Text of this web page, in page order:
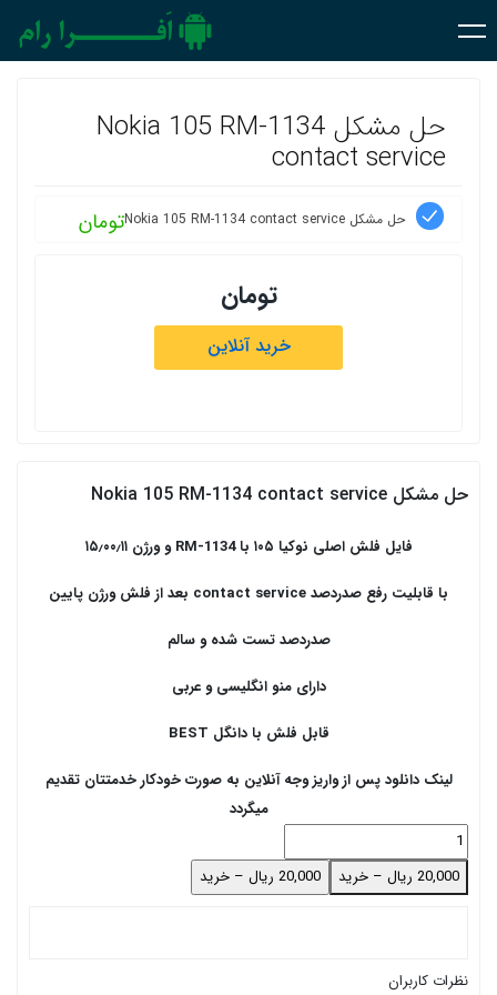
حل مشکل Nokia 105 RM-1134
contact service
حل مشکل Nokia 105 RM-1134 contact service تومان
تومان
خرید آنلاین
حل مشکل Nokia 105 RM-1134 contact service
فایل فلش اصلی نوکیا ۱۰۵ با RM-1134 و ورژن ۱۵٫۰۰٫۱۱
با قابلیت رفع صدردصد contact service بعد از فلش ورژن پایین
صدردصد تست شده و سالم
دارای منو انگلیسی و عربی
قابل فلش با دانگل BEST
لینک دانلود پس از واریز وجه آنلاین به صورت خودکار خدمتتان تقدیم
میگردد
20,000 ریال – خرید
نظرات کاربران